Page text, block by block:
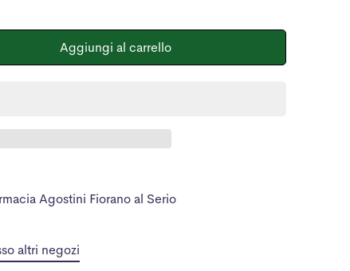
Aggiungi al carrello
Agostini Fiorano al Serio
altri negozi